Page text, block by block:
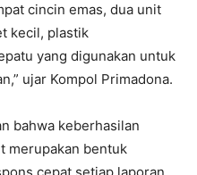
cincin emas, dua unit
kecil, plastik
yang digunakan untuk
ujar Kompol Primadona.
bahwa keberhasilan
merupakan bentuk